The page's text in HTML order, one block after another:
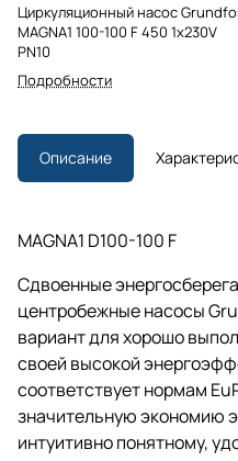
Циркуляционный насос
MAGNA1 100-100 F 450 1x230V
PN10
Подробности
Описание
MAGNA1 D100-100 F
Сдвоенные
центробежные насосы
вариант для хорошо
своей высокой
соответствует нормам
значительную экономию
интуитивно понятному,